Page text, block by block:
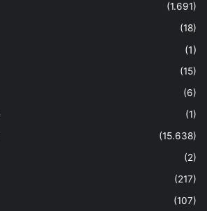
(1.691)
(18)
(1)
(15)
(6)
(1)
(15.638)
(2)
(217)
(107)